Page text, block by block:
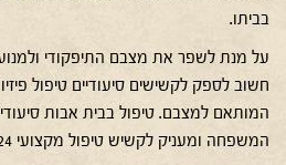
בביתו.
על מנת לשפר את מצבם התיפקודי
חשוב לספק לקשישים סיעודיים טיפול
המותאם למצבם. טיפול בבית אבות
המשפחה ומעניק לקשיש טיפול מקצועי 24 שעות ביממה.